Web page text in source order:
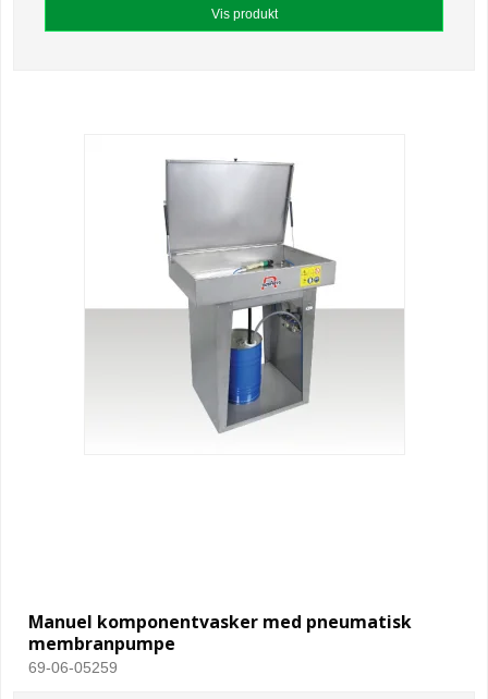
Vis produkt
Manuel komponentvasker med pneumatisk
membranpumpe
69-06-05259